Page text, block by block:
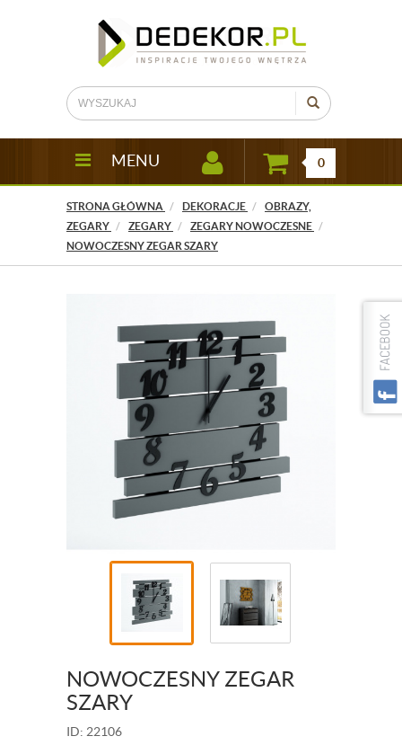
MENU 0
STRONA GŁÓWNA DEKORACJE
OBRAZY,
ZEGARY
ZEGARY
ZEGARY NOWOCZESNE
NOWOCZESNY ZEGAR SZARY
NOWOCZESNY ZEGAR
SZARY
ID: 22106